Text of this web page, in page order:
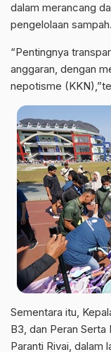
dalam merancang
pengelolaan sampah.
“Pentingnya
anggaran, dengan
nepotisme
Sementara itu,
B3, dan Peran Serta
Paranti Rivai, dalam